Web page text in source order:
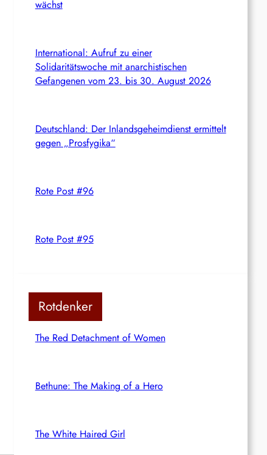
wächst
International: Aufruf zu einer
Solidaritätswoche mit anarchistischen
Gefangenen vom 23. bis 30. August 2026
Deutschland: Der Inlandsgeheimdienst ermittelt
gegen „Prosfygika“
Rote Post #96
Rote Post #95
Rotdenker
The Red Detachment of Women
Bethune: The Making of a Hero
The White Haired Girl